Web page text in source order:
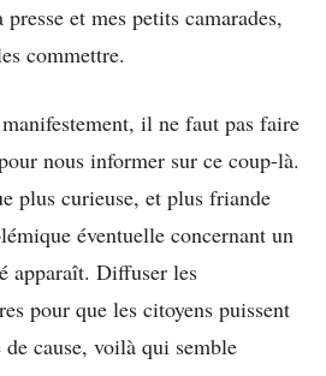
et mes petits camarades,
commettre.
il ne faut pas faire
nous informer sur ce coup-là.
plus curieuse, et plus friande
éventuelle concernant un
apparaît. Diffuser les
pour que les citoyens puissent
de cause, voilà qui semble